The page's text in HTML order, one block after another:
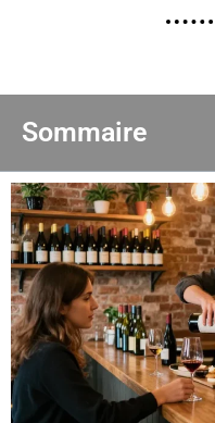
Sommaire